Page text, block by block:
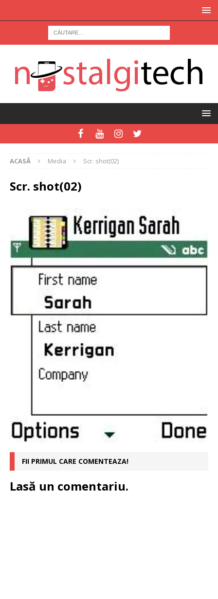
ACASĂ Media Scr. shot(02)
Scr. shot(02)
FII PRIMUL CARE COMENTEAZA!
Lasă un comentariu.